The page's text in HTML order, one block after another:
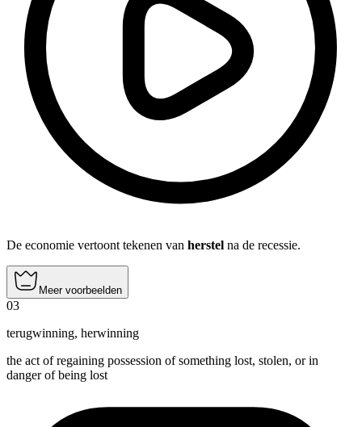
De economie vertoont tekenen van herstel na de recessie.
Meer voorbeelden
03
terugwinning, herwinning
the act of regaining possession of something lost, stolen, or in
danger of being lost